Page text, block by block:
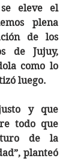
eleve el
plena
de los
de Jujuy,
como lo
luego.
y que
todo que
de la
planteó